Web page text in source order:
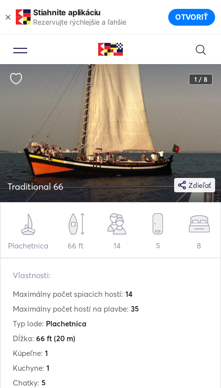
× Stiahnite aplikáciu
Rezervujte rýchlejšie a ľahšie OTVORIŤ
1 / 8
Zdieľať
Traditional 66
Plachetnica 66 ft 14 5 8
Vlastnosti:
Maximálny počet spiacich hostí: 14
Maximálny počet hostí na plavbe: 35
Typ lode: Plachetnica
Dĺžka: 66 ft (20 m)
Kúpeľne: 1
Kuchyne: 1
Chatky: 5